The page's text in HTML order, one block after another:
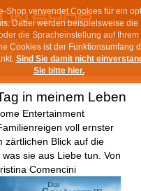
Shop verwendet Cookies für ein
Dabei werden beispielsweise die
die Spracheinstellung auf
Cookies ist der Funktionsumfang
Sind Sie damit nicht
Sie bitte hier.
in meinem Leben
Entertainment
voll ernster
zärtlichen Blick auf die
sie aus Liebe tun. Von
Comencini